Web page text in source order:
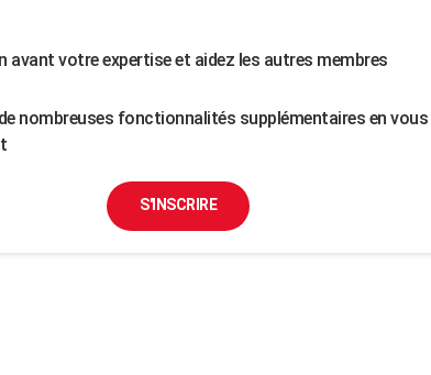
avant votre expertise et aidez les autres membres
nombreuses fonctionnalités supplémentaires en vous
S'INSCRIRE